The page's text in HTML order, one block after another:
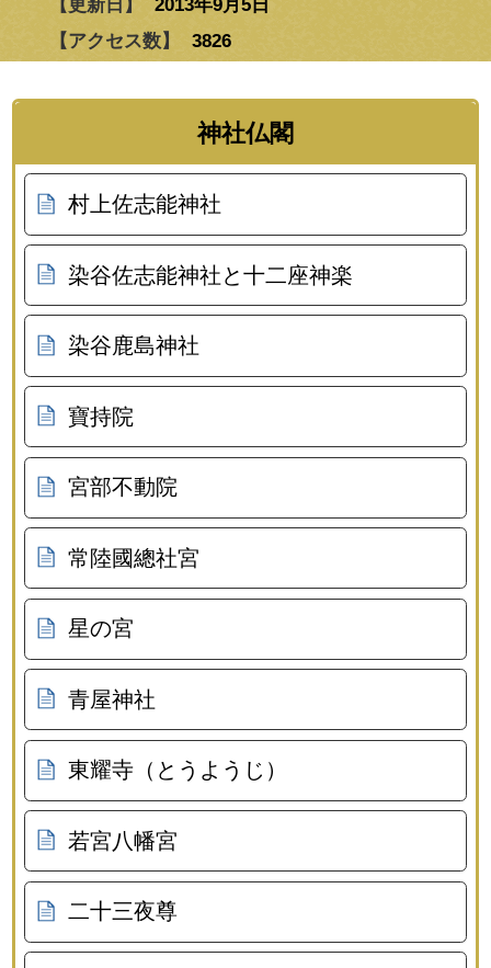
【更新日】
2013年9月5日
【アクセス数】
3826
神社仏閣
村上佐志能神社
染谷佐志能神社と十二座神楽
染谷鹿島神社
寶持院
宮部不動院
常陸國總社宮
星の宮
青屋神社
東耀寺（とうようじ）
若宮八幡宮
二十三夜尊